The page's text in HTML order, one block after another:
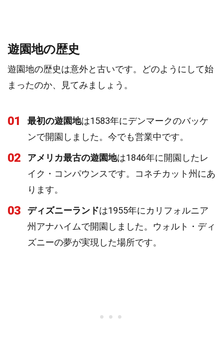
遊園地の歴史
遊園地の歴史は意外と古いです。どのようにして始
まったのか、見てみましょう。
01 最初の遊園地は1583年にデンマークのバッケ
ンで開園しました。今でも営業中です。
02 アメリカ最古の遊園地は1846年に開園したレ
イク・コンパウンスです。コネチカット州にあ
ります。
03 ディズニーランドは1955年にカリフォルニア
州アナハイムで開園しました。ウォルト・ディ
ズニーの夢が実現した場所です。